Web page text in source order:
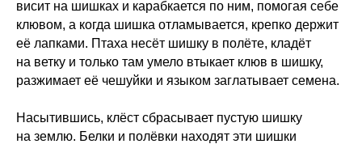
висит на шишках и карабкается по ним, помогая себе
клювом, а когда шишка отламывается, крепко держит
её лапками. Птаха несёт шишку в полёте, кладёт
на ветку и только там умело втыкает клюв в шишку,
разжимает её чешуйки и языком заглатывает семена.
Насытившись, клёст сбрасывает пустую шишку
на землю. Белки и полёвки находят эти шишки